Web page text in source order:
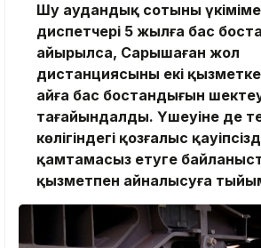
Шу аудандық сотының
диспетчері 5 жылға бас
айырылса, Сарышаған жол
дистанциясының екі
айға бас бостандығын
тағайындалды. Үшеуіне де
көлігіндегі қозғалыс
қамтамасыз етуге
қызметпен айналысуға